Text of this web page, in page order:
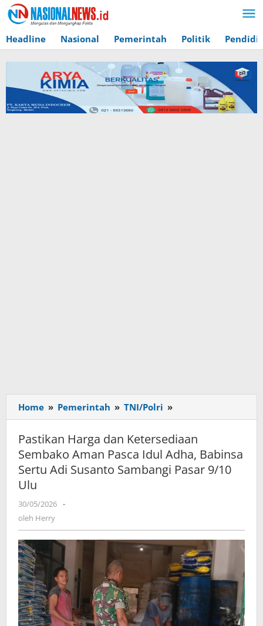
Lewati
ke
konten
Headline Nasional Pemerintah Politik
Home » Pemerintah » TNI/Polri »
Harga
dan
Ketersediaan
Sembako
Aman
Adi
Susanto
Sambangi
Pasar
9/10
Ulu
Pastikan Harga dan Ketersediaan
Sembako Aman Pasca Idul Adha, Babinsa
Sertu Adi Susanto Sambangi Pasar 9/10
Ulu
30/05/2026 oleh
-
oleh Herry